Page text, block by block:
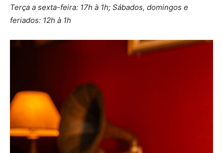
Terça a sexta-feira: 17h à 1h; Sábados, domingos e
feriados: 12h à 1h